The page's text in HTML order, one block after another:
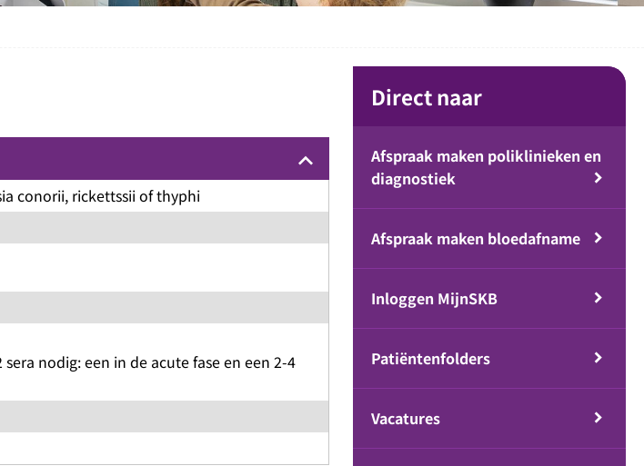
keyboard_arrow_up
conorii, rickettssii of thyphi
nodig: een in de acute fase en een 2-4
Direct naar
Afspraak maken poliklinieken en
diagnostiek
Afspraak maken bloedafname
Inloggen MijnSKB
Patiëntenfolders
Vacatures